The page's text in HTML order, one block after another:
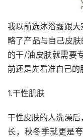
我以前选沐浴露跟
略了产品与自己皮
的干/油皮肤就需要
前还是先看准自己的
1.干性肌肤
干性皮肤的人洗澡
长，秋冬季就更是